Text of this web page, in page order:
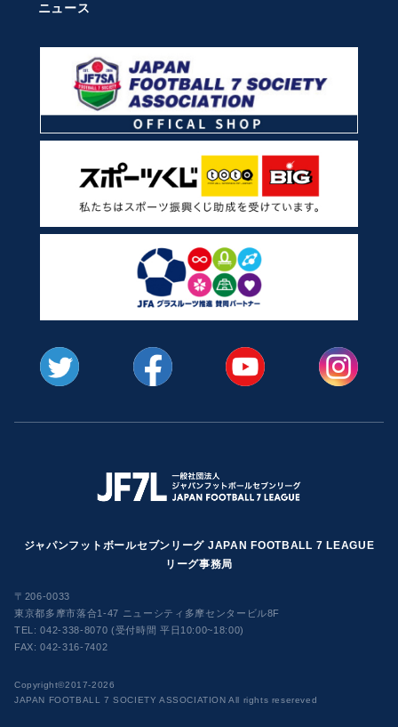
ニュース
ジャパンフットボールセブンリーグ JAPAN FOOTBALL 7 LEAGUE
リーグ事務局
〒206-0033
東京都多摩市落合1-47 ニューシティ多摩センタービル8F
TEL:042-338-8070 (受付時間 平日10:00~18:00)
FAX: 042-316-7402
​Copyright©2017-2026
JAPAN FOOTBALL 7 SOCIETY ASSOCIATION All rights resereved